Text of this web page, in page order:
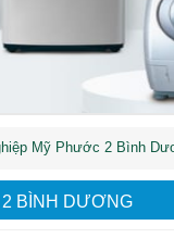
Mỹ Phước 2 Bình
BÌNH DƯƠNG